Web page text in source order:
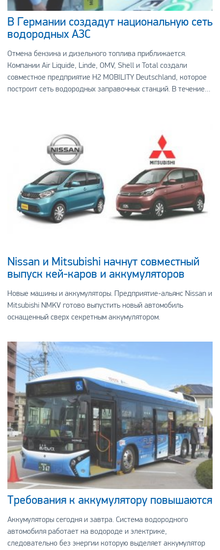
В Германии создадут национальную сеть
водородных АЗС
Отмена бензина и дизельного топлива приближается.
Компании Air Liquide, Linde, OMV, Shell и Total создали
совместное предприятие H2 MOBILITY Deutschland, которое
построит сеть водородных заправочных станций. В течение
Nissan и Mitsubishi начнут совместный
выпуск кей-каров и аккумуляторов
Новые машины и аккумуляторы. Предприятие-альянс Nissan и
Mitsubishi NMKV готовo выпустить новый автoмобиль
оснащенный сверх секретным аккумулятором.
Требования к аккумулятору повышаются
Аккумуляторы сегодня и завтра. Система водородного
автомобиля работает на водороде и электрике,
следовательно без энергии которую выделяет аккумулятор